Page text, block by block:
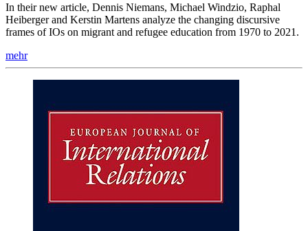
In their new article, Dennis Niemans, Michael Windzio, Raphal
Heiberger and Kerstin Martens analyze the changing discursive
frames of IOs on migrant and refugee education from 1970 to 2021.
mehr